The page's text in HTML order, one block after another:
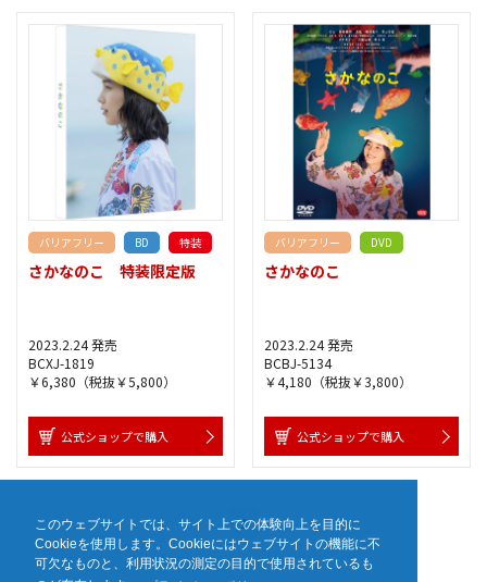
このウェブサイトでは、サイト上での体験向上を目的に
Cookieを使用します。Cookieにはウェブサイトの機能に不
可欠なものと、利用状況の測定の目的で使用されているも
バリアフリー BD 特装
さかなのこ 特装限定版
2023.2.24 発売
BCXJ-1819
￥6,380（税抜￥5,800）
公式ショップで購入
バリアフリー DVD
さかなのこ
2023.2.24 発売
BCBJ-5134
￥4,180（税抜￥3,800）
公式ショップで購入
1